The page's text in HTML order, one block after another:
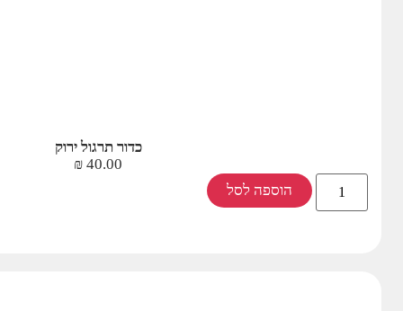
כדור תרגול ירוק
40.00
₪
הוספה לסל